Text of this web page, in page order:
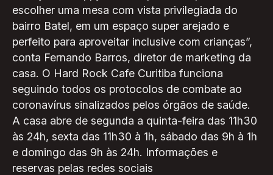
escolher uma mesa com vista privilegiada do
bairro Batel, em um espaço super arejado e
perfeito para aproveitar inclusive com crianças”,
conta Fernando Barros, diretor de marketing da
casa. O Hard Rock Cafe Curitiba funciona
seguindo todos os protocolos de combate ao
coronavírus sinalizados pelos órgãos de saúde.
A casa abre de segunda a quinta-feira das 11h30
às 24h, sexta das 11h30 à 1h, sábado das 9h à 1h
e domingo das 9h às 24h. Informações e
reservas pelas redes sociais